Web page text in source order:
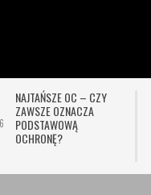
NAJTAŃSZE OC – CZY
ZAWSZE OZNACZA
PODSTAWOWĄ
OCHRONĘ?